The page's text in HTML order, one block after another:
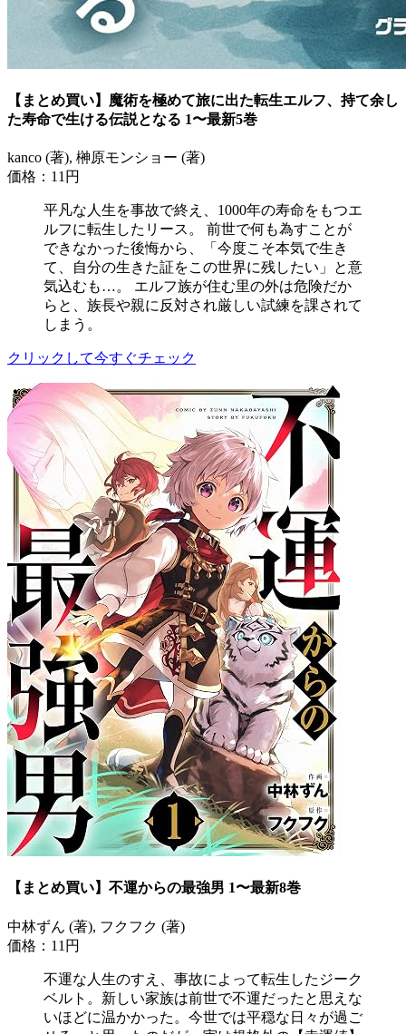
【まとめ買い】魔術を極めて旅に出た転生エルフ、持て余し
た寿命で生ける伝説となる 1〜最新5巻
kanco (著), 榊原モンショー (著)
価格：11円
平凡な人生を事故で終え、1000年の寿命をもつエ
ルフに転生したリース。 前世で何も為すことが
できなかった後悔から、「今度こそ本気で生き
て、自分の生きた証をこの世界に残したい」と意
気込むも…。 エルフ族が住む里の外は危険だか
らと、族長や親に反対され厳しい試練を課されて
しまう。
クリックして今すぐチェック
【まとめ買い】不運からの最強男 1〜最新8巻
中林ずん (著), フクフク (著)
価格：11円
不運な人生のすえ、事故によって転生したジーク
ベルト。新しい家族は前世で不運だったと思えな
いほどに温かかった。今世では平穏な日々が過ご